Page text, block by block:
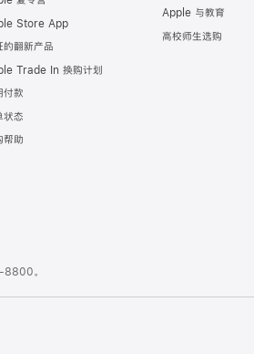
Store App
的翻新产品
Trade In 换购计划
付款
状态
帮助
Apple 与教育
高校师生选购
8800。